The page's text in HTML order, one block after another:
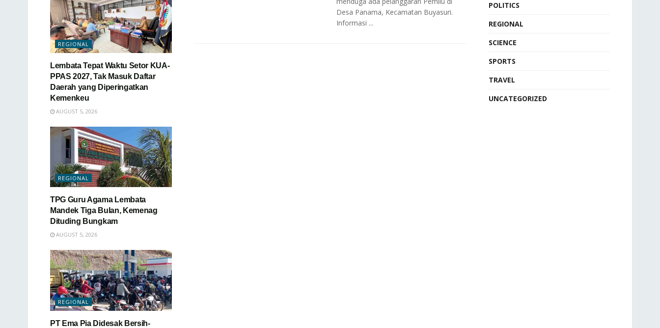
Desa Panama, Kecamatan Buyasuri.
Informasi ...
REGIONAL
Lembata Tepat Waktu Setor KUA-
PPAS 2027, Tak Masuk Daftar
Daerah yang Diperingatkan
Kemenkeu
AUGUST 5, 2026
REGIONAL
TPG Guru Agama Lembata
Mandek Tiga Bulan, Kemenag
Dituding Bungkam
AUGUST 5, 2026
REGIONAL
PT Ema Pia Didesak Bersih-
POLITICS
REGIONAL
SCIENCE
SPORTS
TRAVEL
UNCATEGORIZED